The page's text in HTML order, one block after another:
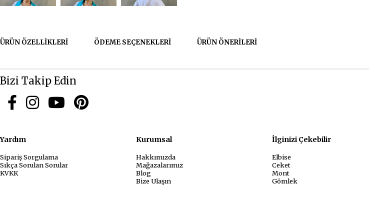
ÜRÜN ÖZELLIKLERI ÖDEME SEÇENEKLERI ÜRÜN ÖNERILERI
Bizi Takip Edin
Yardım
Sipariş Sorgulama
Sıkça Sorulan Sorular
KVKK
Kurumsal
Hakkımızda
Mağazalarımız
Blog
Bize Ulaşın
İlginizi
Elbise
Ceket
Mont
Gömlek